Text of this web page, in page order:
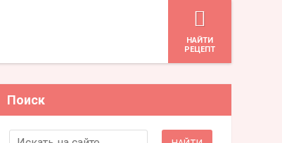
HАЙТИ
РЕЦЕПТ
Поиск
Search for: